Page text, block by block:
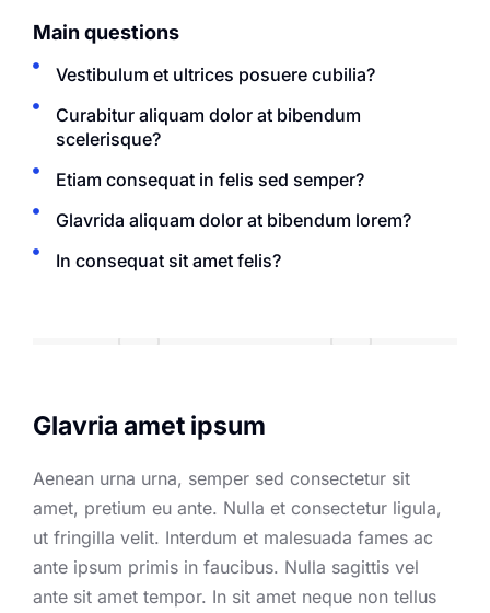
Main questions
Vestibulum et ultrices posuere cubilia?
Curabitur aliquam dolor at bibendum
scelerisque?
Etiam consequat in felis sed semper?
Glavrida aliquam dolor at bibendum lorem?
In consequat sit amet felis?
Glavria amet ipsum
Aenean urna urna, semper sed consectetur sit
amet, pretium eu ante. Nulla et consectetur ligula,
ut fringilla velit. Interdum et malesuada fames ac
ante ipsum primis in faucibus. Nulla sagittis vel
ante sit amet tempor. In sit amet neque non tellus